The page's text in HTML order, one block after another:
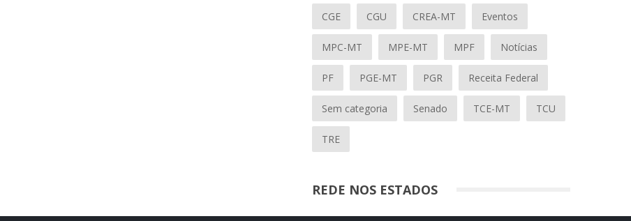
CGE CGU CREA-MT Eventos
MPC-MT MPE-MT MPF Notícias
PF PGE-MT PGR Receita Federal
Sem categoria Senado TCE-MT TCU
TRE
REDE NOS ESTADOS